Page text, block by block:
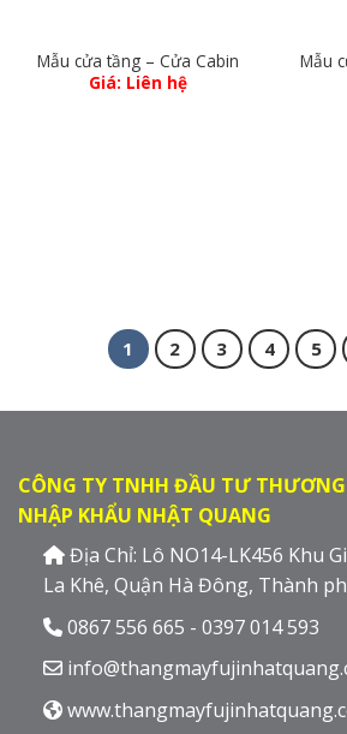
Mẫu cửa tầng – Cửa Cabin
Giá: Liên hệ
Mẫu
1 2 3 4 5
CÔNG TY TNHH ĐẦU TƯ
NHẬP KHẨU NHẬT QUANG
Địa Chỉ: Lô NO14-LK456 Khu
La Khê, Quận Hà Đông, Thành
0867 556 665 - 0397 014 593